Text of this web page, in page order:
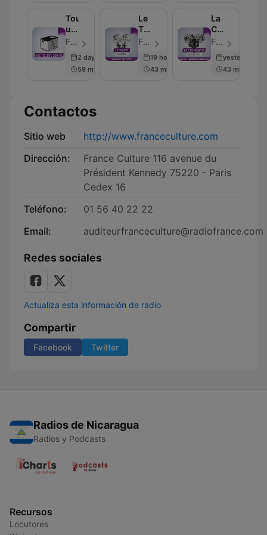
Toute
une
vieFrance Culture - Episodio 73
2 days ago
59 min
Le
Temps
du
débat
France Culture - Episodio 69
19 hours ago
43 min
La
Compagnie
des
oeuvres
France Culture - Episodio 37
yesterday
43 min
Contactos
Sitio web
http://www.franceculture.com
Dirección:
France Culture 116 avenue du
Président Kennedy 75220 - Paris
Cedex 16
Teléfono:
01 56 40 22 22
Email:
auditeurfranceculture@radiofrance.com
Redes sociales
Actualiza esta información de radio
Compartir
Facebook Twitter
Radios de Nicaragua
Radios y Podcasts
Recursos
Locutores